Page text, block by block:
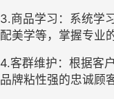
3.商品学习：系统学
配美学等，掌握专业
4.客群维护：根据客
品牌粘性强的忠诚顾客